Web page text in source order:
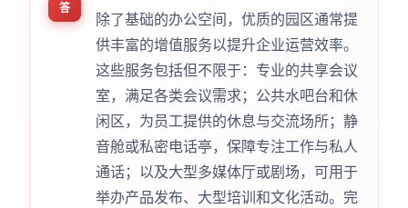
答
除了基础的办公空间，优质的园区通常提
供丰富的增值服务以提升企业运营效率。
这些服务包括但不限于：专业的共享会议
室，满足各类会议需求；公共水吧台和休
闲区，为员工提供的休息与交流场所；静
音舱或私密电话亭，保障专注工作与私人
通话；以及大型多媒体厅或剧场，可用于
举办产品发布、大型培训和文化活动。完